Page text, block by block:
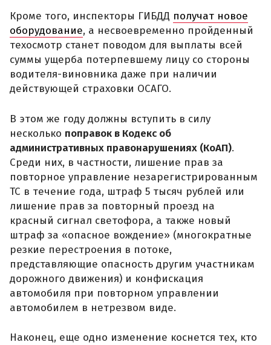
Кроме того, инспекторы ГИБДД получат новое
оборудование, а несвоевременно пройденный
техосмотр станет поводом для выплаты всей
суммы ущерба потерпевшему лицу со стороны
водителя-виновника даже при наличии
действующей страховки ОСАГО.
В этом же году должны вступить в силу
несколько поправок в Кодекс об
административных правонарушениях (КоАП).
Среди них, в частности, лишение прав за
повторное управление незарегистрированным
ТС в течение года, штраф 5 тысяч рублей или
лишение прав за повторный проезд на
красный сигнал светофора, а также новый
штраф за «опасное вождение» (многократные
резкие перестроения в потоке,
представляющие опасность другим участникам
дорожного движения) и конфискация
автомобиля при повторном управлении
автомобилем в нетрезвом виде.
Наконец, еще одно изменение коснется тех, кто